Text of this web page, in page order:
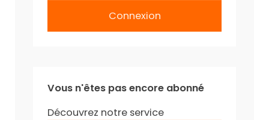
Connexion
Vous n'êtes pas encore abonné
Découvrez notre service